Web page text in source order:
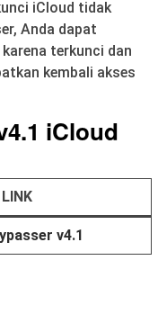
iCloud tidak
Anda dapat
terkunci dan
kembali akses
iCloud
v4.1